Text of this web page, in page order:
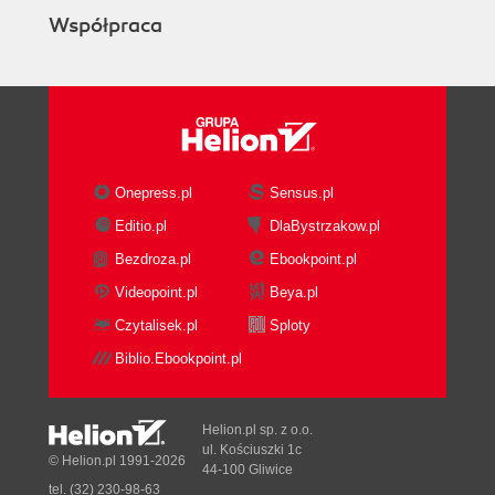
Instrukcja foreach (178)
Interfejsy kolekcji (199)
Ograniczenia (202)
Klasa List<T> (207)
Stosy (219)
Słowniki (221)
10. Łańcuchy znaków i wyrażenia regularne (225)
Łańcuchy znaków (225)
Wyrażenia regularne (239)
11. Obsługa wyjątków (251)
Własne wyjątki (263)
Ponowne zgłaszanie wyjątków (266)
Współpraca
Onepress.pl
Sensus.pl
Editio.pl
DlaBystrzakow.pl
Bezdroza.pl
Ebookpoint.pl
Videopoint.pl
Beya.pl
Czytalisek.pl
Sploty
Biblio.Ebookpoint.pl
© Helion.pl 1991-2026
Helion.pl sp. z o.o.
ul. Kościuszki 1c
44-100 Gliwice
tel. (32) 230-98-63